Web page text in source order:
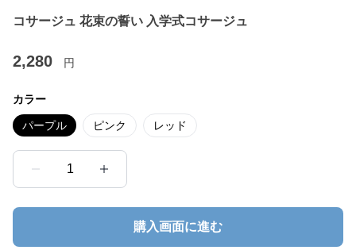
コサージュ 花束の誓い 入学式コサージュ
2,280 円
カラー
パープル ピンク レッド
1
購入画面に進む